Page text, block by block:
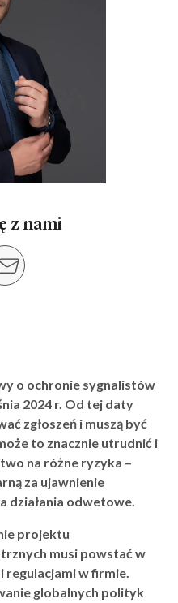
z nami
o ochronie sygnalistów
2024 r. Od tej daty
zgłoszeń i muszą być
to znacznie utrudnić i
na różne ryzyka –
za ujawnienie
działania odwetowe.
projektu
musi powstać w
regulacjami w firmie.
globalnych polityk